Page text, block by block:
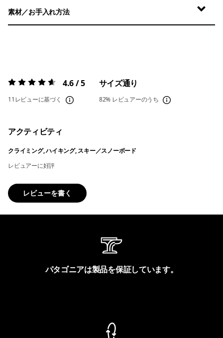
素材／お手入れ方法
評価:4.6 / 5 4.6 / 5
11レビューに基づく
サイズ通り
82% レビュアーのうち
アクティビティ
クライミング, ハイキング, スキー／スノーボード
レビュアーに好評
レビューを書く
パタゴニアは製品を保証しています。